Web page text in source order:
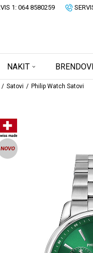
1: 064 8580259
NAKIT BRENDOVI
Satovi Philip Watch Satovi